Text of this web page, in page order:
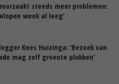
steeds meer problemen:
week al leeg’
Kees Huizinga: ‘Bezoek van
mag zelf groente plukken’